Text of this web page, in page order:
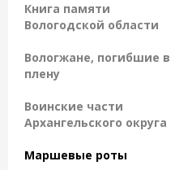
Книга памяти
Вологодской области
Вологжане, погибшие в
плену
Воинские части
Архангельского округа
Маршевые роты